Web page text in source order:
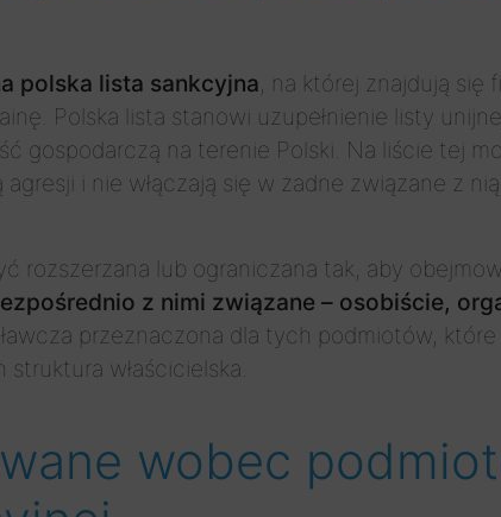
polska lista sankcyjna, na której znajdują się
Polska lista stanowi uzupełnienie listy
gospodarczą na terenie Polski. Na liście tej
i nie włączają się w żadne związane z
rozszerzana lub ograniczana tak, aby
z nimi związane – osobiście,
przeznaczona dla tych podmiotów, które
struktura właścicielska.
wobec